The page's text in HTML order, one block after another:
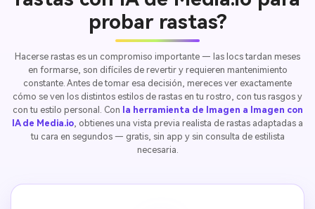
probar rastas?
Hacerse rastas es un compromiso importante — las locs tardan meses
en formarse, son difíciles de revertir y requieren mantenimiento
constante. Antes de tomar esa decisión, mereces ver exactamente
cómo se ven los distintos estilos de rastas en tu rostro, con tus rasgos y
con tu estilo personal. Con la herramienta de Imagen a Imagen con
IA de Media.io, obtienes una vista previa realista de rastas adaptadas a
tu cara en segundos — gratis, sin app y sin consulta de estilista
necesaria.